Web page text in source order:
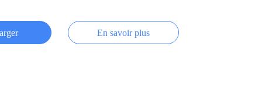
En savoir plus